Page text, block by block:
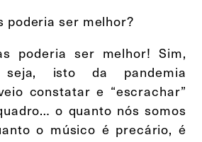
poderia ser melhor?
poderia ser melhor! Sim,
isto da pandemia
constatar e “escrachar”
o quanto nós somos
o músico é precário, é